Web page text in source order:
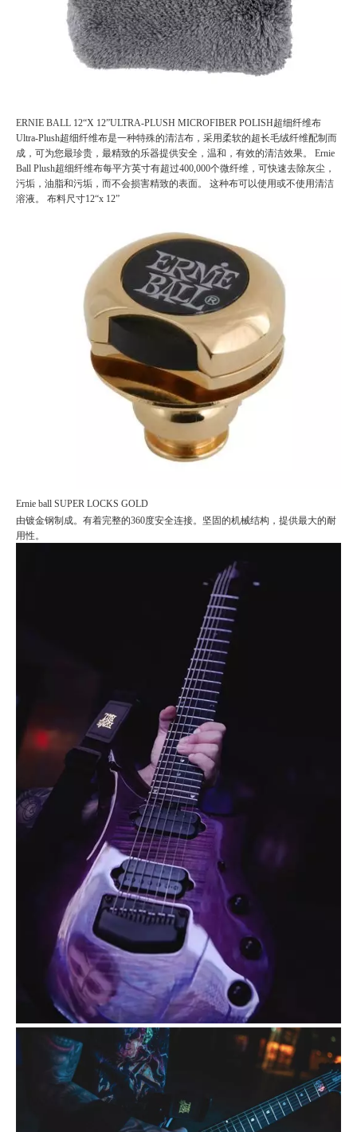
ERNIE BALL 12“X 12”ULTRA-PLUSH MICROFIBER POLISH超细纤维布
Ultra-Plush超细纤维布是一种特殊的清洁布，采用柔软的超长毛绒纤维配制而
成，可为您最珍贵，最精致的乐器提供安全，温和，有效的清洁效果。
Ernie
Ball Plush超细纤维布每平方英寸有超过400,000个微纤维，可快速去除灰尘，
污垢，油脂和污垢，而不会损害精致的表面。
这种布可以使用或不使用清洁
溶液。
布料尺寸12“x 12”
Ernie ball SUPER LOCKS GOLD
由镀金钢制成。有着完整的360度安全连接。坚固的机械结构，提供最大的耐
用性。